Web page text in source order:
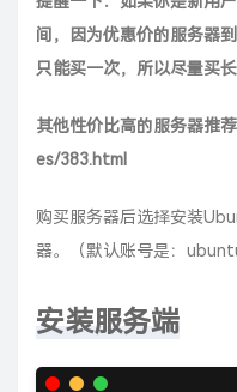
间，因为优惠价的服务器
只能买一次，所以尽量买长
其他性价比高的服务器推荐
es/383.html
购买服务器后选择安装
器。（默认账号是：
安装服务端